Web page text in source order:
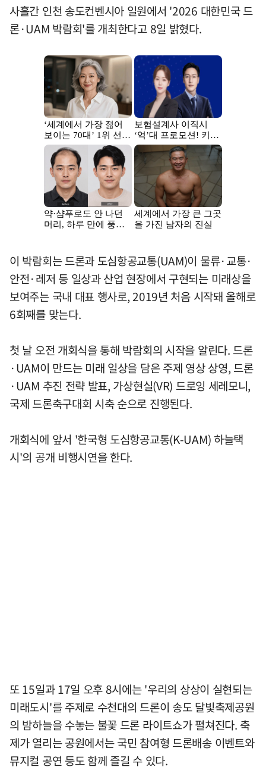
사흘간 인천 송도컨벤시아 일원에서 '2026 대한민국 드
론·UAM 박람회'를 개최한다고 8일 밝혔다.
이 박람회는 드론과 도심항공교통(UAM)이 물류·교통·
안전·레저 등 일상과 산업 현장에서 구현되는 미래상을
보여주는 국내 대표 행사로, 2019년 처음 시작돼 올해로
6회째를 맞는다.
첫 날 오전 개회식을 통해 박람회의 시작을 알린다. 드론
·UAM이 만드는 미래 일상을 담은 주제 영상 상영, 드론
·UAM 추진 전략 발표, 가상현실(VR) 드로잉 세레모니,
국제 드론축구대회 시축 순으로 진행된다.
개회식에 앞서 '한국형 도심항공교통(K-UAM) 하늘택
시'의 공개 비행시연을 한다.
또 15일과 17일 오후 8시에는 '우리의 상상이 실현되는
미래도시'를 주제로 수천대의 드론이 송도 달빛축제공원
의 밤하늘을 수놓는 불꽃 드론 라이트쇼가 펼쳐진다. 축
제가 열리는 공원에서는 국민 참여형 드론배송 이벤트와
뮤지컬 공연 등도 함께 즐길 수 있다.